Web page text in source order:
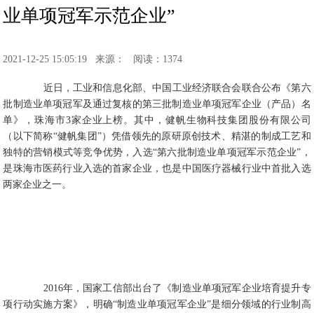
业单项冠军示范企业”
2021-12-25 15:05:19 来源： 阅读：1374
近日，工业和信息化部、中国工业经济联合会联合公布《第六
批制造业单项冠军及通过复核的第三批制造业单项冠军企业（产品）名
单》，珠海市3家企业上榜。其中，健帆生物科技集团股份有限公司
（以下简称“健帆集团”）凭借领先的原研原创技术、精湛的制成工艺和
独特的营销模式等竞争优势，入选“第六批制造业单项冠军示范企业”，
是珠海市医药行业入选的首家企业，也是中国医疗器械行业中首批入选
两家企业之一。
2016年，国家工信部出台了《制造业单项冠军企业培育提升专
项行动实施方案》，明确“制造业单项冠军企业”是细分领域的行业制高